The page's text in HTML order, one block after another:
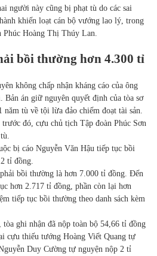
người này cũng bị phạt tù do các sai
khiến loạt cán bộ vướng lao lý, trong
Hoàng Thị Thúy Lan.
bồi thường hơn 4.300 tỉ
không chấp nhận kháng cáo của ông
Bản án giữ nguyên quyết định của tòa sơ
tù về tội lừa đảo chiếm đoạt tài sản.
đó, cựu chủ tịch Tập đoàn Phúc Sơn
bị cáo Nguyễn Văn Hậu tiếp tục bồi
tỉ đồng.
bồi thường là hơn 7.000 tỉ đồng. Đến
hơn 2.717 tỉ đồng, phần còn lại hơn
tiếp tục bồi thường theo danh sách kèm
ghi nhận đã nộp toàn bộ 54,66 tỉ đồng
cựu thiếu tướng Hoàng Viết Quang tự
Duy Cường tự nguyện nộp 2 tỉ